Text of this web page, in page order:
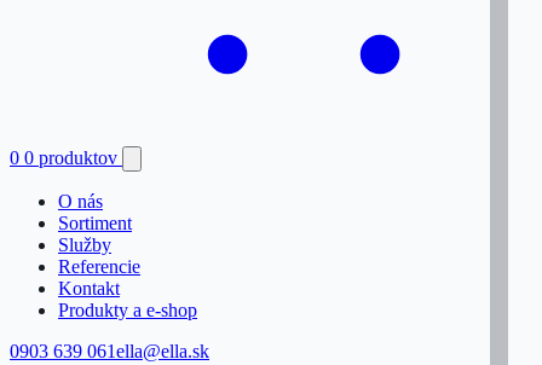
0 0 produktov
O nás
Sortiment
Služby
Referencie
Kontakt
Produkty a e-shop
0903 639 061ella@ella.sk